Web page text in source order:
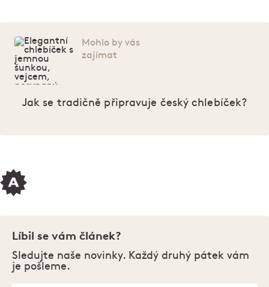
Mohlo by vás
zajímat
Jak se tradičně připravuje český chlebíček?
Líbil se vám článek?
Sledujte naše novinky. Každý druhý pátek vám
je pošleme.